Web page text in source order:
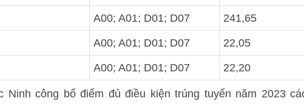
A00; A01; D01; D07 241,65
A00; A01; D01; D07 22,05
A00; A01; D01; D07 22,20
Ninh công bố điểm đủ điều kiện trúng tuyển năm 2023